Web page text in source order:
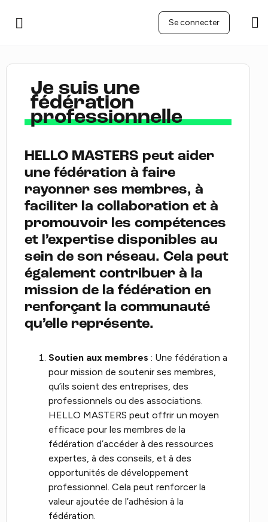
Se connecter
Je suis une
fédération
professionnelle
HELLO MASTERS peut aider
une fédération à faire
rayonner ses membres, à
faciliter la collaboration et à
promouvoir les compétences
et l’expertise disponibles au
sein de son réseau. Cela peut
également contribuer à la
mission de la fédération en
renforçant la communauté
qu’elle représente.
Soutien aux membres : Une fédération a
pour mission de soutenir ses membres,
qu’ils soient des entreprises, des
professionnels ou des associations.
HELLO MASTERS peut offrir un moyen
efficace pour les membres de la
fédération d’accéder à des ressources
expertes, à des conseils, et à des
opportunités de développement
professionnel. Cela peut renforcer la
valeur ajoutée de l’adhésion à la
fédération.